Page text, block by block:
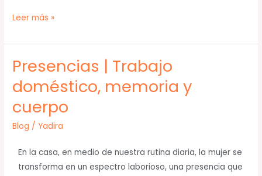
Leer más »
Presencias | Trabajo
doméstico, memoria y
cuerpo
Blog / Yadira
En la casa, en medio de nuestra rutina diaria, la mujer se
transforma en un espectro laborioso, una presencia que
Presencias
Trabajo
doméstico,
memoria
cuerpo